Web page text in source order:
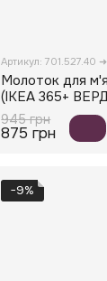
Артикул: 701.527.40
Молоток для
(ІКЕА 365+
945 грн
875 грн
−9%